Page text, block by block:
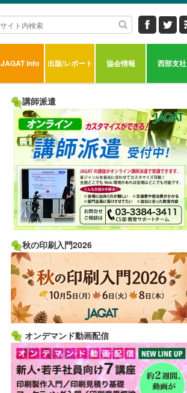
JAGAT info 出版/レポート 協会情報 西部支社
講師派遣
秋の印刷入門2026
オンデマンド動画配信